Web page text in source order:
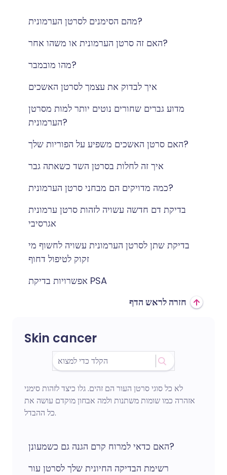
מהם הסימנים לסרטן הערמונית?
האם זה סרטן הערמונית או משהו אחר?
מהו מובמבר?
איך לבדוק את עצמך לסרטן האשכים
מדוע גברים שחורים נוטים יותר למות מסרטן
הערמונית?
האם סרטן האשכים משפיע על הפוריות שלך?
איך זה לחלות בסרטן השד כשאתה גבר
כמה מדויקים הם מבחני סרטן הערמונית?
בדיקת דם חדשה עשויה לזהות סרטן ערמונית
אגרסיבי
בדיקת שתן לסרטן הערמונית עשויה לחשוף מי
זקוק לטיפול דחוף
אפשרויות בדיקת PSA
חזרה לראש הדף
Skin cancer
לא כל סוגי סרטן העור הם זהים. גלו כיצד לזהות סימני
אזהרה כמו שומות משתנות ולמה אבחון מוקדם עושה את
כל ההבדל.
האם כדאי למרוח קרם הגנה גם כשמעונן?
רשימת הבדיקה החיונית שלך לסרטן עור